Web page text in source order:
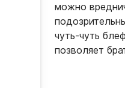
можно
чуть‑чуть
позволяет